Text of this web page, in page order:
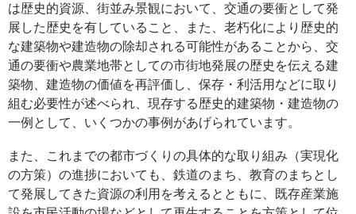
は歴史的資源、街並み景観において、交通の要衝として発
展した歴史を有していること、また、老朽化により歴史的
な建築物や建造物の除却される可能性があることから、交
通の要衝や農業地帯としての市街地発展の歴史を伝える建
築物、建造物の価値を再評価し、保存・利活用などに取り
組む必要性が述べられ、現存する歴史的建築物・建造物の
一例として、いくつかの事例があげられています。
また、これまでの都市づくりの具体的な取り組み（実現化
の方策）の進捗においても、鉄道のまち、教育のまちとし
て発展してきた資源の利用を考えるとともに、既存産業施